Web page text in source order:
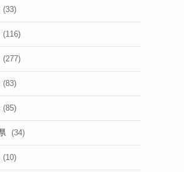
(33)
(116)
(277)
(83)
(85)
(34)
(10)